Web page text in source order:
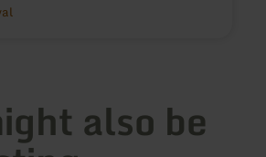
also be